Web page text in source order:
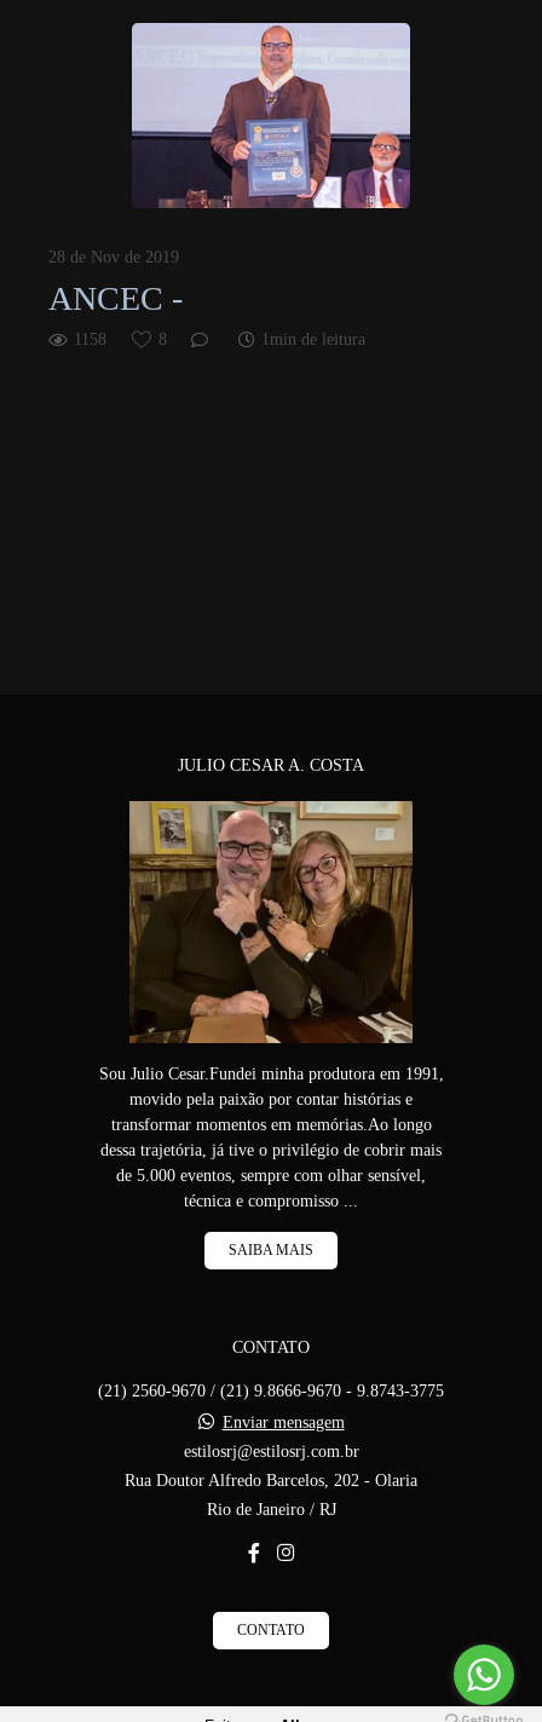
28 de Nov de 2019
ANCEC -
1158 8 1min de leitura
JULIO CESAR A. COSTA
Sou Julio Cesar.Fundei minha produtora em 1991,
movido pela paixão por contar histórias e
transformar momentos em memórias.Ao longo
dessa trajetória, já tive o privilégio de cobrir mais
de 5.000 eventos, sempre com olhar sensível,
técnica e compromisso ...
SAIBA MAIS
CONTATO
(21) 2560-9670 / (21) 9.8666-9670 - 9.8743-3775
Enviar mensagem
estilosrj@estilosrj.com.br
Rua Doutor Alfredo Barcelos, 202 - Olaria
Rio de Janeiro / RJ
CONTATO